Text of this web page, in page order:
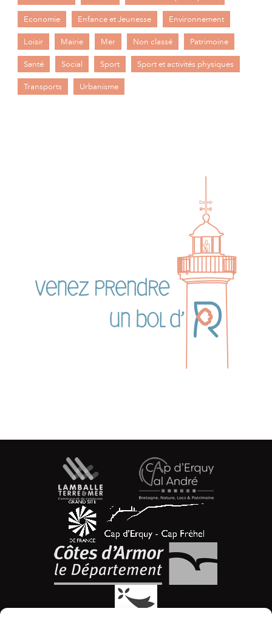
Economie Enfance et Jeunesse Environnement
Loisir Mairie Mer Non classé Patrimoine
Santé Social Sport Sport et activités physiques
Transports Urbanisme